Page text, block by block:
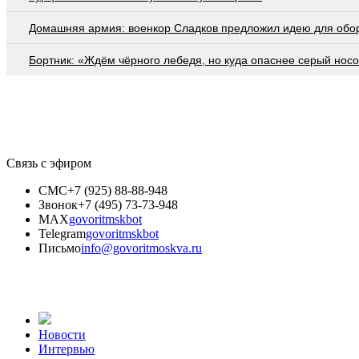
Домашняя армия: военкор Сладков предложил идею для
Бортник: «Ждём чёрного лебедя, но куда опаснее серый
Связь с эфиром
СМС+7 (925) 88-88-948
Звонок+7 (495) 73-73-948
MAXgovoritmskbot
Telegramgovoritmskbot
Письмоinfo@govoritmoskva.ru
Новости
Интервью